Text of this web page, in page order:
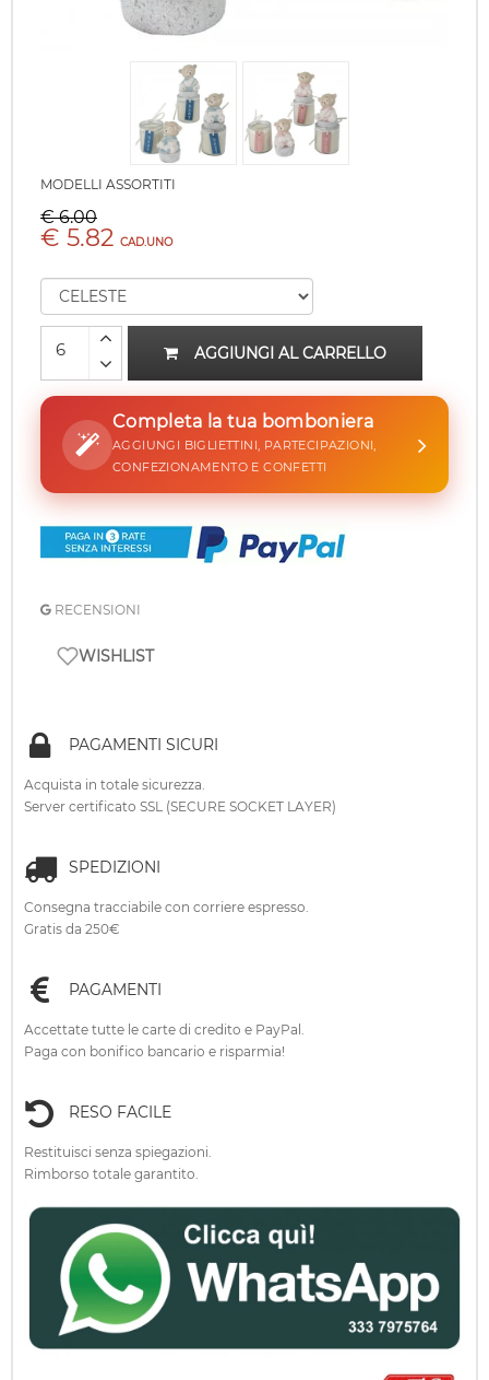
MODELLI ASSORTITI
€ 6.00
€ 5.82 CAD.UNO
AGGIUNGI AL CARRELLO
Completa la tua bomboniera
AGGIUNGI BIGLIETTINI, PARTECIPAZIONI,
CONFEZIONAMENTO E CONFETTI
RECENSIONI
WISHLIST
PAGAMENTI SICURI
Acquista in totale sicurezza.
Server certificato SSL (SECURE SOCKET LAYER)
SPEDIZIONI
Consegna tracciabile con corriere espresso.
Gratis da 250€
PAGAMENTI
Accettate tutte le carte di credito e PayPal.
Paga con bonifico bancario e risparmia!
RESO FACILE
Restituisci senza spiegazioni.
Rimborso totale garantito.